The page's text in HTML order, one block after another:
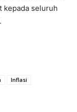
kepada seluruh
Inflasi